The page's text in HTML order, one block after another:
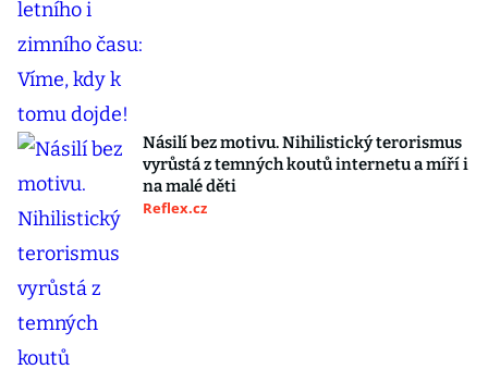
Násilí bez motivu. Nihilistický terorismus
vyrůstá z temných koutů internetu a míří i
na malé děti
Reflex.cz